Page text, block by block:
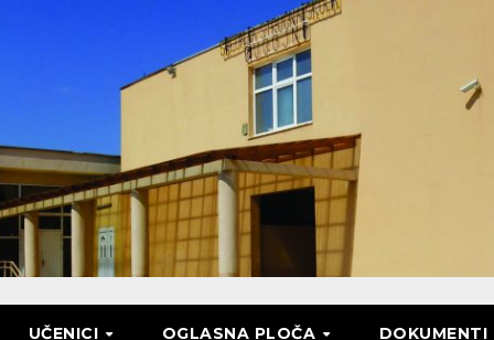
UČENICI OGLASNA PLOČA DOKUMENTI